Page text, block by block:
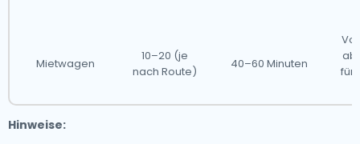
Mietwagen
10–20 (je
nach Route)
40–60 Minuten
für
Hinweise: